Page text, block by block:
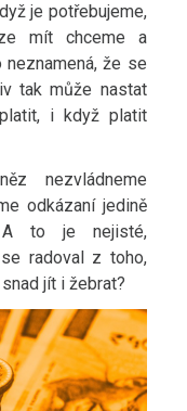
je potřebujeme,
mít chceme a
že se
tak může nastat
i když platit
nezvládneme
odkázaní jedině
A to je nejisté,
radoval z toho,
jít i žebrat?